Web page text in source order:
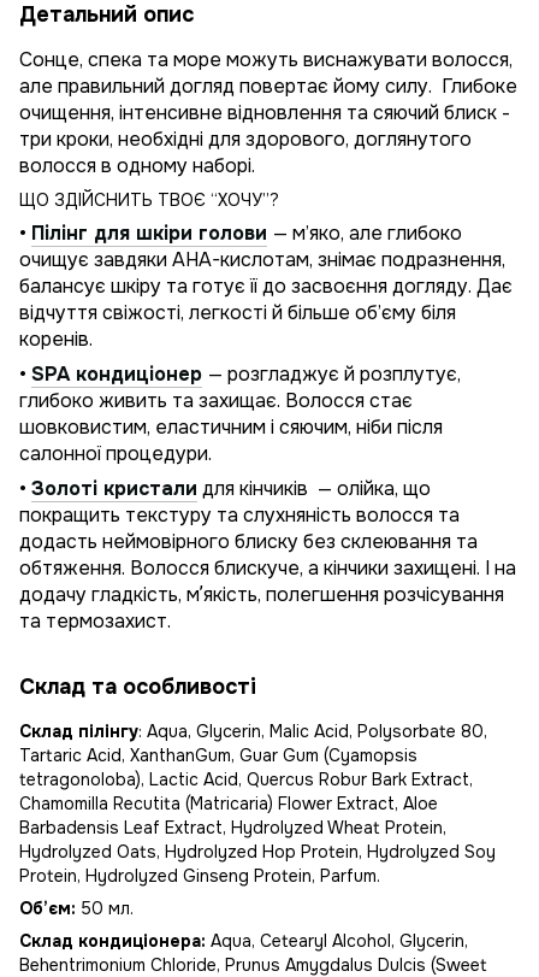
Детальний опис
Сонце, спека та море можуть виснажувати волосся,
але правильний догляд повертає йому силу. Глибоке
очищення, інтенсивне відновлення та сяючий блиск -
три кроки, необхідні для здорового, доглянутого
волосся в одному наборі.
ЩО ЗДІЙСНИТЬ ТВОЄ “ХОЧУ”?
• Пілінг для шкіри голови — м’яко, але глибоко
очищує завдяки AHA-кислотам, знімає подразнення,
балансує шкіру та готує її до засвоєння догляду. Дає
відчуття свіжості, легкості й більше об’єму біля
коренів.
• SPA кондиціонер — розгладжує й розплутує,
глибоко живить та захищає. Волосся стає
шовковистим, еластичним і сяючим, ніби після
салонної процедури.
• Золоті кристали для кінчиків — олійка, що
покращить текстуру та слухняність волосся та
додасть неймовірного блиску без склеювання та
обтяження. Волосся блискуче, а кінчики захищені. І на
додачу гладкість, мʼякість, полегшення розчісування
та термозахист.
Склад та особливості
Склад пілінгу: Aqua, Glycerin, Malic Acid, Polysorbate 80,
Tartaric Acid, XanthanGum, Guar Gum (Cyamopsis
tetragonoloba), Lactic Acid, Quercus Robur Bark Extract,
Chamomilla Recutita (Matricaria) Flower Extract, Aloe
Barbadensis Leaf Extract, Hydrolyzed Wheat Protein,
Hydrolyzed Oats, Hydrolyzed Hop Protein, Hydrolyzed Soy
Protein, Hydrolyzed Ginseng Protein, Parfum.
Об’єм: 50 мл.
Склад кондиціонера: Aqua, Cetearyl Alcohol, Glycerin,
Behentrimonium Chloride, Prunus Amygdalus Dulcis (Sweet